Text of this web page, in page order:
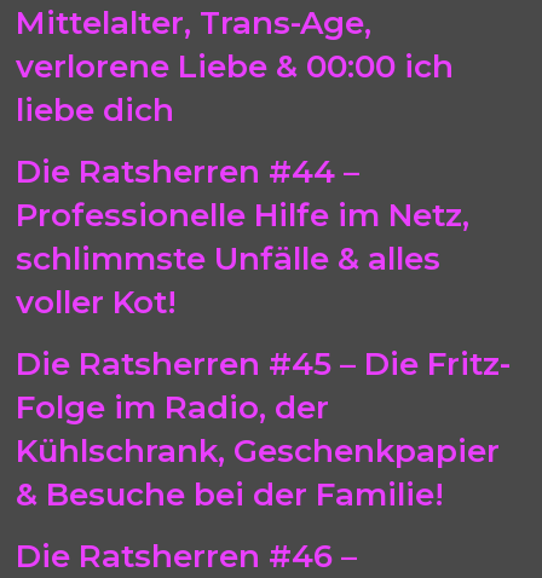
Mittelalter, Trans-Age,
verlorene Liebe & 00:00 ich
liebe dich
Die Ratsherren #44 –
Professionelle Hilfe im Netz,
schlimmste Unfälle & alles
voller Kot!
Die Ratsherren #45 – Die Fritz-
Folge im Radio, der
Kühlschrank, Geschenkpapier
& Besuche bei der Familie!
Die Ratsherren #46 –